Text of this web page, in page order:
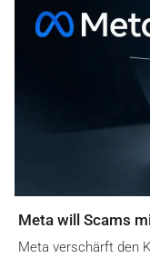
Meta will Scams
Meta verschärft den